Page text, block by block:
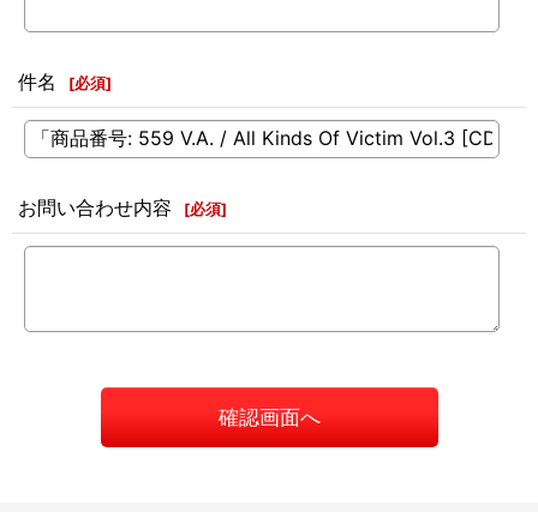
件名 [必須]
お問い合わせ内容 [必須]
確認画面へ